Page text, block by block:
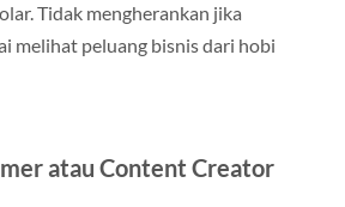
Tidak mengherankan jika
melihat peluang bisnis dari hobi
atau Content Creator